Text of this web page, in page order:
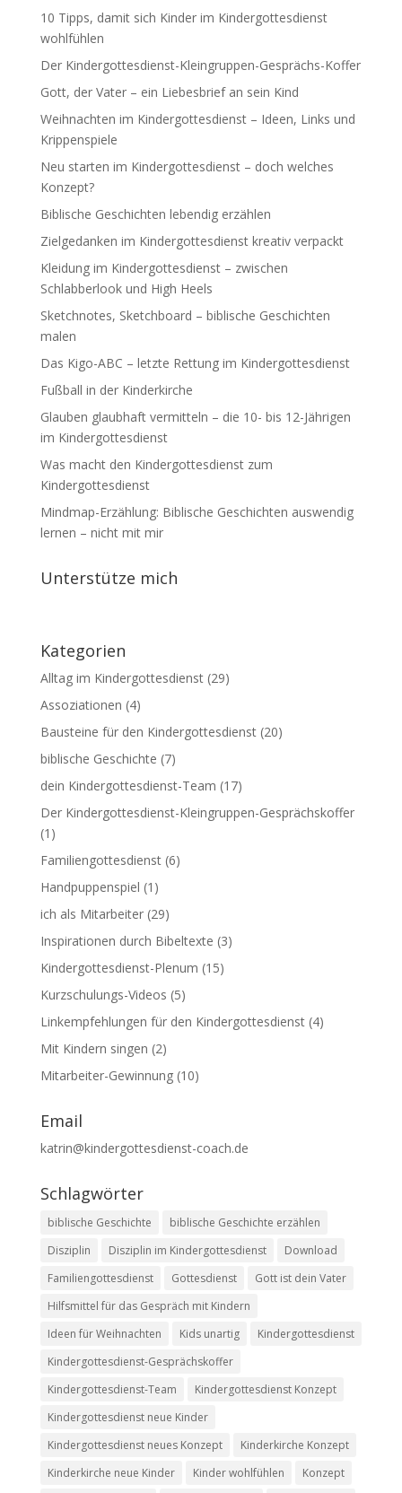
10 Tipps, damit sich Kinder im Kindergottesdienst
wohlfühlen
Der Kindergottesdienst-Kleingruppen-Gesprächs-Koffer
Gott, der Vater – ein Liebesbrief an sein Kind
Weihnachten im Kindergottesdienst – Ideen, Links und
Krippenspiele
Neu starten im Kindergottesdienst – doch welches
Konzept?
Biblische Geschichten lebendig erzählen
Zielgedanken im Kindergottesdienst kreativ verpackt
Kleidung im Kindergottesdienst – zwischen
Schlabberlook und High Heels
Sketchnotes, Sketchboard – biblische Geschichten
malen
Das Kigo-ABC – letzte Rettung im Kindergottesdienst
Fußball in der Kinderkirche
Glauben glaubhaft vermitteln – die 10- bis 12-Jährigen
im Kindergottesdienst
Was macht den Kindergottesdienst zum
Kindergottesdienst
Mindmap-Erzählung: Biblische Geschichten auswendig
lernen – nicht mit mir
Unterstütze mich
Kategorien
Alltag im Kindergottesdienst(29)
Assoziationen (4)
Bausteine für den Kindergottesdienst(20)
biblische Geschichte (7)
dein Kindergottesdienst-Team (17)
Der Kindergottesdienst-Kleingruppen-Gesprächskoffer
(1)
Familiengottesdienst(6)
Handpuppenspiel (1)
ich als Mitarbeiter(29)
Inspirationen durch Bibeltexte (3)
Kindergottesdienst-Plenum (15)
Kurzschulungs-Videos (5)
Linkempfehlungen für den Kindergottesdienst(4)
Mit Kindern singen (2)
Mitarbeiter-Gewinnung(10)
Email
katrin@kindergottesdienst-coach.de
Schlagwörter
biblische Geschichte
biblische Geschichte erzählen
Disziplin
Disziplin im Kindergottesdienst
Download
Familiengottesdienst
Gottesdienst
Gott ist dein Vater
Hilfsmittel für das Gespräch mit Kindern
Ideen für Weihnachten
Kids unartig
Kindergottesdienst
Kindergottesdienst-Gesprächskoffer
Kindergottesdienst-Team
Kindergottesdienst Konzept
Kindergottesdienst neue Kinder
Kindergottesdienst neues Konzept
Kinderkirche Konzept
Kinderkirche neue Kinder
Kinder wohlfühlen Konzept